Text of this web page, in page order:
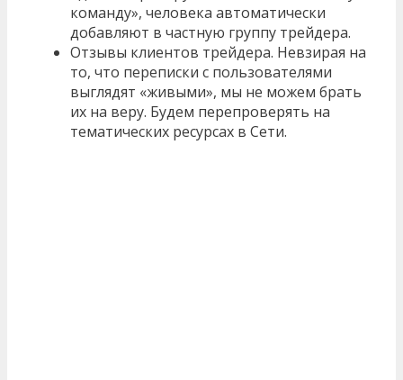
команду», человека автоматически
добавляют в частную группу трейдера.
Отзывы клиентов трейдера. Невзирая на
то, что переписки с пользователями
выглядят «живыми», мы не можем брать
их на веру. Будем перепроверять на
тематических ресурсах в Сети.